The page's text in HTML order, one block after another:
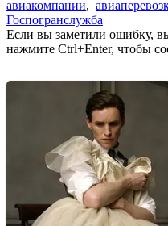
авиакомпании,
Госпогранслужба
Если вы заметили ошибку,
нажмите Ctrl+Enter, чтобы